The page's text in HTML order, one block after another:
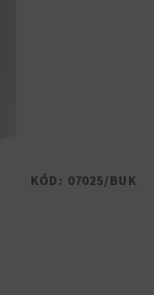
KÓD: 07025/BUK